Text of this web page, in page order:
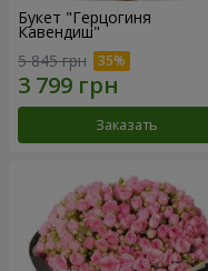
Букет "Герцогиня
Кавендиш"
5 845 грн
Заказать